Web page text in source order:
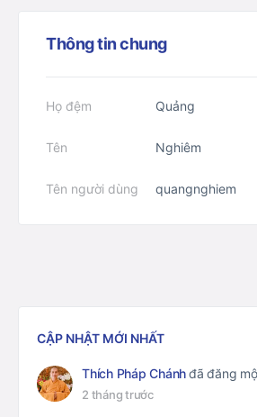
Thông tin chung
Họ đệm Quảng
Tên Nghiêm
Tên người dùng quangnghiem
CẬP NHẬT MỚI NHẤT
Thích Pháp Chánhđã đăng
2 tháng trước